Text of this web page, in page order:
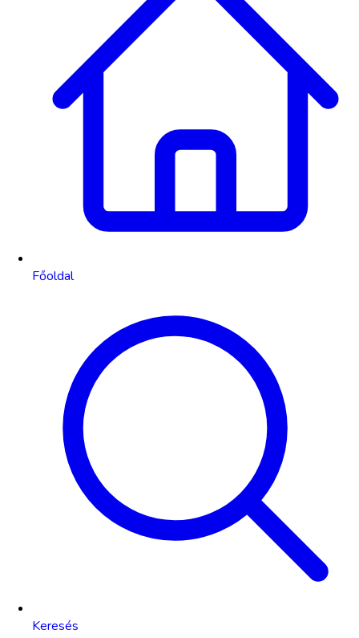
Főoldal
Keresés